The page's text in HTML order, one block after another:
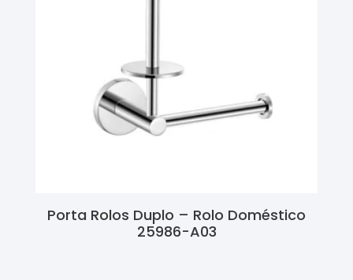
Porta Rolos Duplo – Rolo Doméstico
25986-A03